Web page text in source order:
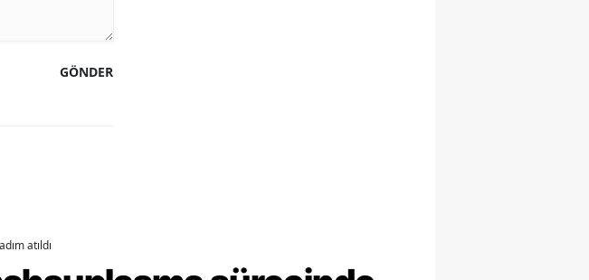
GÖNDER
atıldı